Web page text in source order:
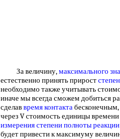
За величину,максимального
естественно принять прирост
необходимо также учитывать
иначе мы всегда сможем добиться
сделаввремя контакта
через V стоимость единицы времени
измерениястепени полноты реакции
будет привести к максимуму